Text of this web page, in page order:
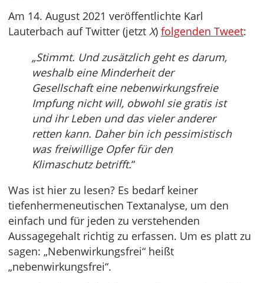
Am 14. August 2021 veröffentlichte Karl
Lauterbach auf Twitter (jetzt X) folgenden Tweet:
„Stimmt. Und zusätzlich geht es darum,
weshalb eine Minderheit der
Gesellschaft eine nebenwirkungsfreie
Impfung nicht will, obwohl sie gratis ist
und ihr Leben und das vieler anderer
retten kann. Daher bin ich pessimistisch
was freiwillige Opfer für den
Klimaschutz betrifft.“
Was ist hier zu lesen? Es bedarf keiner
tiefenhermeneutischen Textanalyse, um den
einfach und für jeden zu verstehenden
Aussagegehalt richtig zu erfassen. Um es platt zu
sagen: „Nebenwirkungsfrei“ heißt
„nebenwirkungsfrei“.